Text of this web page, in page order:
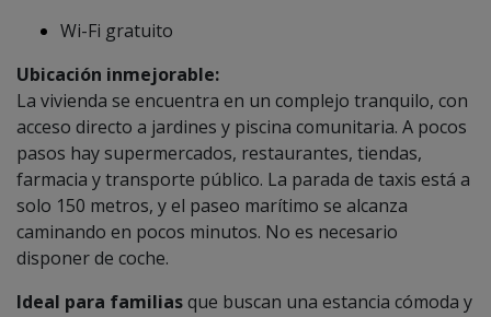
Wi-Fi gratuito
Ubicación inmejorable:
La vivienda se encuentra en un complejo tranquilo, con
acceso directo a jardines y piscina comunitaria. A pocos
pasos hay supermercados, restaurantes, tiendas,
farmacia y transporte público. La parada de taxis está a
solo 150 metros, y el paseo marítimo se alcanza
caminando en pocos minutos. No es necesario
disponer de coche.
Ideal para familiasque buscan una estancia cómoda y